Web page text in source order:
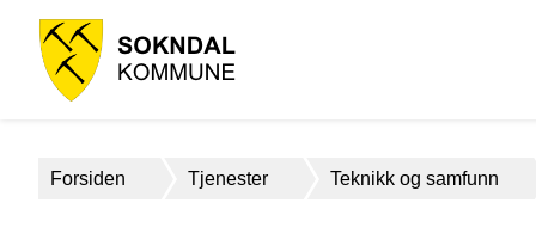
Sokndal
kommune
Du
erForsiden Tjenester Teknikk og samfunn